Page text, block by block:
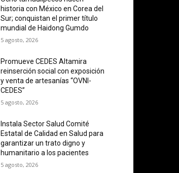
historia con México en Corea del
Sur; conquistan el primer título
mundial de Haidong Gumdo
5 agosto, 2026
Promueve CEDES Altamira
reinserción social con exposición
y venta de artesanías “OVNI-
CEDES”
5 agosto, 2026
Instala Sector Salud Comité
Estatal de Calidad en Salud para
garantizar un trato digno y
humanitario a los pacientes
5 agosto, 2026